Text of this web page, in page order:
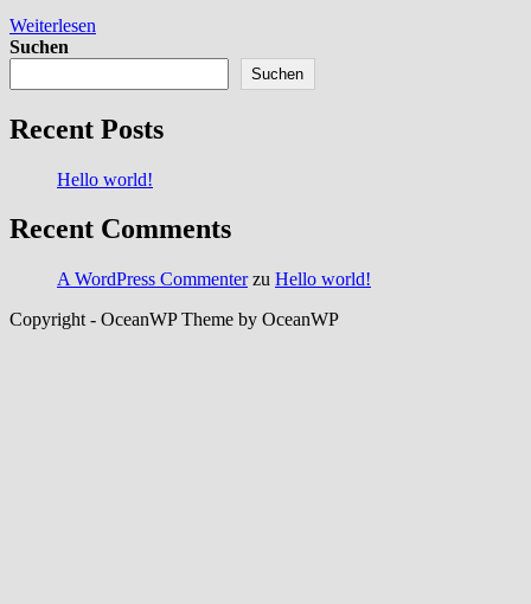
Weiterlesen
Suchen
Suchen
Recent Posts
Hello world!
Recent Comments
A WordPress Commenterzu Hello world!
Copyright - OceanWP Theme by OceanWP